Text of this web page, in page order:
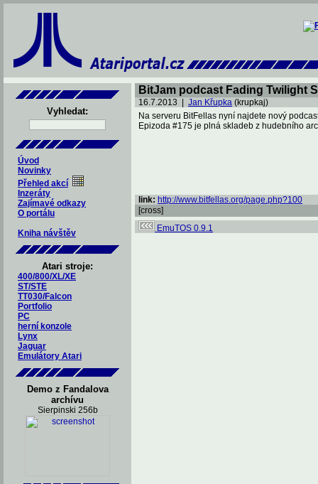
Vyhledat:
Úvod
Novinky
Přehled akcí
Inzeráty
Zajímavé odkazy
O portálu
Kniha návštěv
Atari stroje:
400/800/XL/XE
ST/STE
TT030/Falcon
Portfolio
PC
herní konzole
Lynx
Jaguar
Emulátory Atari
Demo z Fandalova
archívu
Sierpinski 256b
BitJam podcast Fading Twilight
16.7.2013 | Jan Křupka (krupkaj)
Na serveru BitFellas nyní najdete nový
Epizoda #175 je plná skladeb z hudebního
link: http://www.bitfellas.org/page.php?100
[cross]
EmuTOS 0.9.1